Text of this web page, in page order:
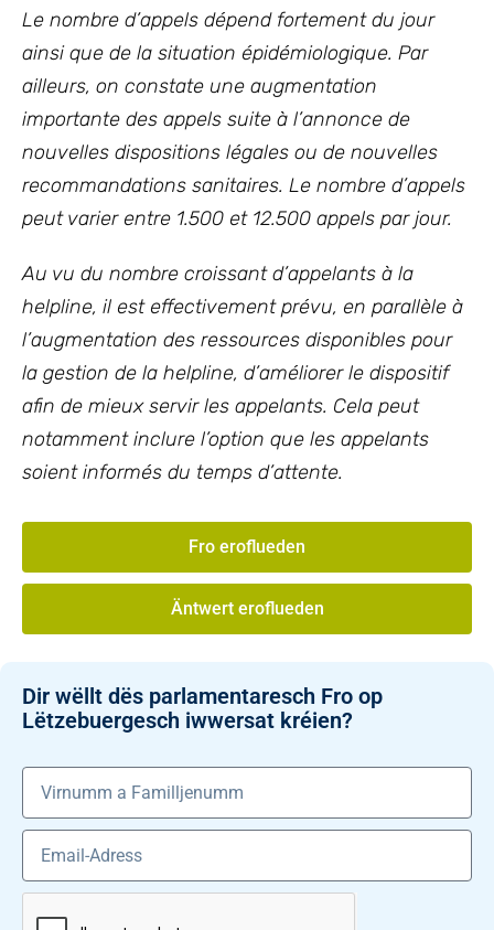
Le nombre d’appels dépend fortement du jour
ainsi que de la situation épidémiologique. Par
ailleurs, on constate une augmentation
importante des appels suite à l’annonce de
nouvelles dispositions légales ou de nouvelles
recommandations sanitaires. Le nombre d’appels
peut varier entre 1.500 et 12.500 appels par jour.
Au vu du nombre croissant d’appelants à la
helpline, il est effectivement prévu, en parallèle à
l’augmentation des ressources disponibles pour
la gestion de la helpline, d’améliorer le dispositif
afin de mieux servir les appelants. Cela peut
notamment inclure l’option que les appelants
soient informés du temps d’attente.
Fro eroflueden
Äntwert eroflueden
Dir wëllt dës parlamentaresch Fro op
Lëtzebuergesch iwwersat kréien?